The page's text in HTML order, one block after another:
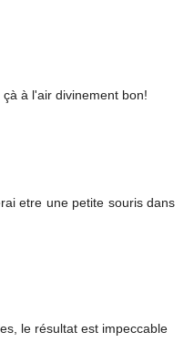
à l'air divinement bon!
etre une petite souris dans
le résultat est impeccable